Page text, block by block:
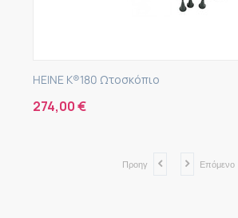
HEINE K®180 Ωτοσκόπιο
274,00€
Προηγ Επόμενο